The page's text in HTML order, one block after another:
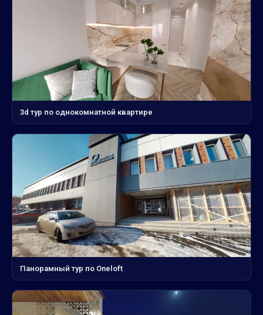
3d тур по однокомнатной квартире
Панорамный тур по Oneloft